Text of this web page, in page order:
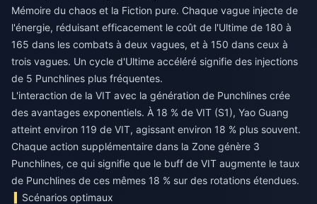
Mémoire du chaos et la Fiction pure. Chaque vague injecte de
l'énergie, réduisant efficacement le coût de l'Ultime de 180 à
165 dans les combats à deux vagues, et à 150 dans ceux à
trois vagues. Un cycle d'Ultime accéléré signifie des injections
de 5 Punchlines plus fréquentes.
L'interaction de la VIT avec la génération de Punchlines crée
des avantages exponentiels. À 18 % de VIT (S1), Yao Guang
atteint environ 119 de VIT, agissant environ 18 % plus souvent.
Chaque action supplémentaire dans la Zone génère 3
Punchlines, ce qui signifie que le buff de VIT augmente le taux
de Punchlines de ces mêmes 18 % sur des rotations étendues.
Scénarios optimaux